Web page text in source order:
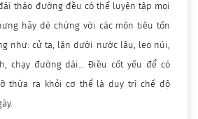
tháo đường đều có thể luyện tập mọi
hãy dè chừng với các môn tiêu tốn
như: cử tạ, lặn dưới nước lâu, leo núi,
chạy đường dài… Điều cốt yếu để có
thừa ra khỏi cơ thể là duy trì chế độ